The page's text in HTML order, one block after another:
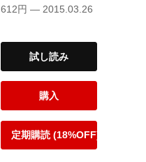
612円 — 2015.03.26
試し読み
購入
定期購読 (18%OFF)